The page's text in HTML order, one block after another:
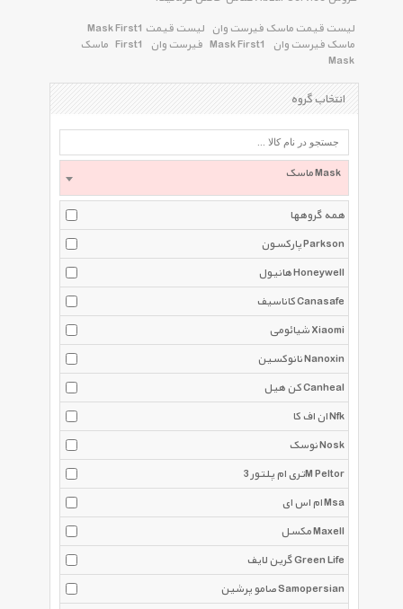
لیست قیمت ماسک فیرست وان لیست قیمت Mask First1
ماسک فیرست وان
Mask First1 فیرست وان First1 ماسک
Mask
انتخاب گروه
ماسک Mask
همه گروهها
پارکسون Parkson
هانیول Honeywell
کاناسیف Canasafe
شیائومی Xiaomi
نانوکسین Nanoxin
کن هیل Canheal
ان اف کا Nfk
نوسک Nosk
تری ام پلتور 3M Peltor
ام اس ای Msa
مکسل Maxell
گرین لایف Green Life
صامو پرشین Samopersian